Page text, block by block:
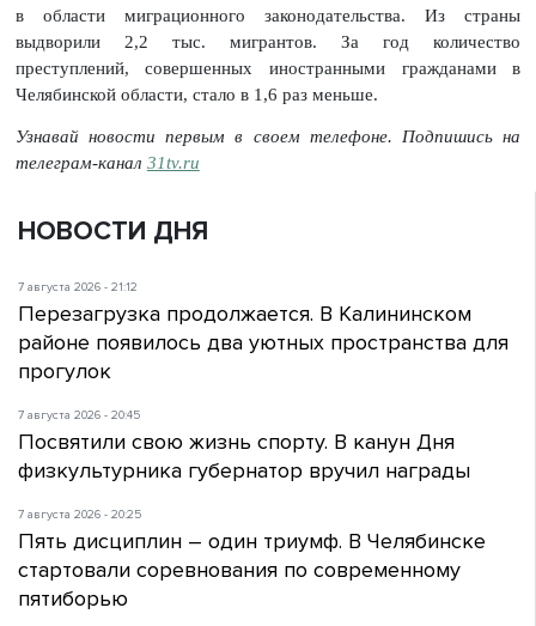
в области миграционного законодательства. Из страны
выдворили 2,2 тыс. мигрантов. За год количество
преступлений, совершенных иностранными гражданами в
Челябинской области, стало в 1,6 раз меньше.
Узнавай новости первым в своем телефоне. Подпишись на
телеграм-канал 31tv.ru
НОВОСТИ ДНЯ
7 августа 2026 - 21:12
Перезагрузка продолжается. В Калининском
районе появилось два уютных пространства для
прогулок
7 августа 2026 - 20:45
Посвятили свою жизнь спорту. В канун Дня
физкультурника губернатор вручил награды
7 августа 2026 - 20:25
Пять дисциплин – один триумф. В Челябинске
стартовали соревнования по современному
пятиборью